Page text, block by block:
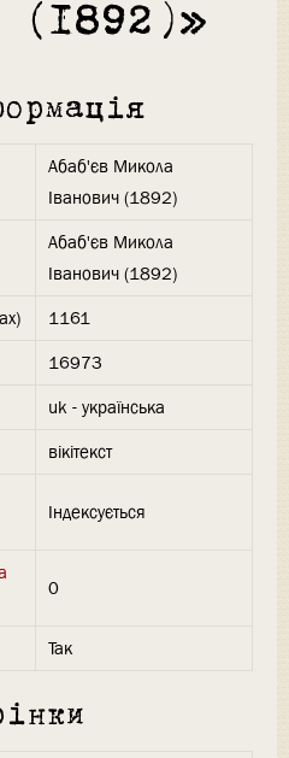
(1892)»
Абаб'єв Микола
Іванович (1892)
Абаб'єв Микола
Іванович (1892)
1161
16973
uk - українська
вікітекст
Індексується
0
Так